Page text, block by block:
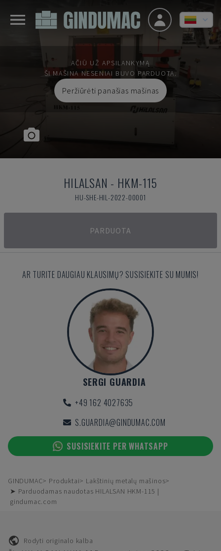
AČIŪ UŽ APSILANKYMĄ
ŠI MAŠINA NESENIAI BUVO PARDUOTA.
Peržiūrėti panašias mašinas
HILALSAN - HKM-115
HU-SHE-HIL-2022-00001
PARDUOTA
AR TURITE DAUGIAU KLAUSIMŲ? SUSISIEKITE SU MUMIS!
SERGI GUARDIA
+49 162 4027635
S.GUARDIA@GINDUMAC.COM
SUSISIEKITE PER WHATSAPP
GINDUMAC Produktai
Lakštinių metalų mašinos
➤ Parduodamas naudotas HILALSAN HKM-115 |
gindumac.com
Rodyti originalo kalba